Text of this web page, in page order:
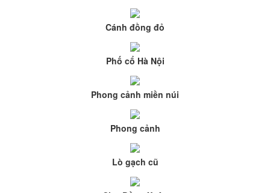
Cánh đồng đỏ
Phố cổ Hà Nội
Phong cảnh miền núi
Phong cảnh
Lò gạch cũ